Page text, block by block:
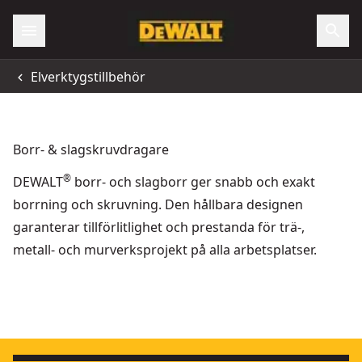
Elverktygstillbehör
Borr- & slagskruvdragare
DEWALT® borr- och slagborr ger snabb och exakt
borrning och skruvning. Den hållbara designen
garanterar tillförlitlighet och prestanda för trä-,
metall- och murverksprojekt på alla arbetsplatser.